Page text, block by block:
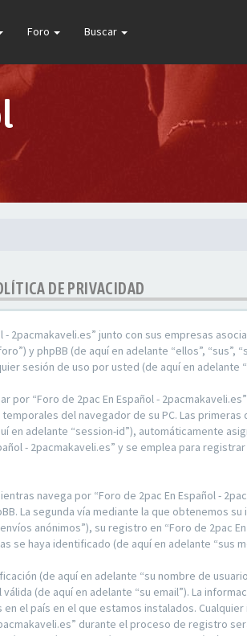
Foro Buscar
DE PRIVACIDAD
2pacmakaveli.es” junto con sus empresas
y phpBB (de aquí en adelante “ellos”, “sus”,
sesión de uso por usted (de aquí en adelante
“Foro de 2pac En Español -
del navegador de su PC. Las
en adelante “session-id”), automáticamente
- 2pacmakaveli.es” y se emplea para
navega por “Foro de 2pac En Español -
La segunda vía mediante la que obtenemos
anónimos”), su registro en “Foro de 2pac
haya identificado (de aquí en adelante “sus
(de aquí en adelante “su nombre de
(de aquí en adelante “su email”). La
el país en el que estamos instalados.
durante el proceso de registro